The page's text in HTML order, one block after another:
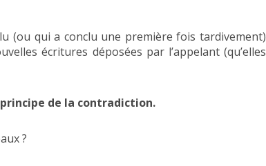
(ou qui a conclu une première fois tardivement)
écritures déposées par l’appelant (qu’elles
de la contradiction.
?